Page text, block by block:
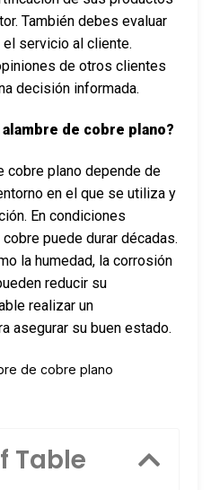
También debes evaluar
servicio al cliente.
de otros clientes
decisión informada.
de cobre plano?
cobre plano depende de
en el que se utiliza y
En condiciones
puede durar décadas.
la humedad, la corrosión
reducir su
realizar un
asegurar su buen estado.
de cobre plano
Table